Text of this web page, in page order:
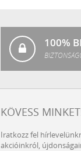
100%
KÖVESS
Iratkozz fel
akcióinkról,